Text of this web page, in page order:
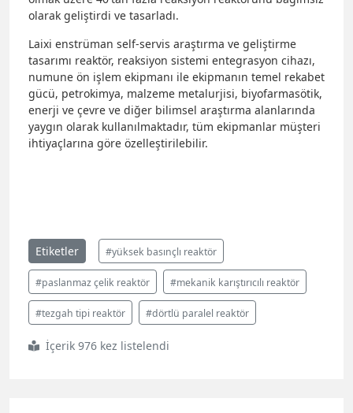
olarak geliştirdi ve tasarladı.
Laixi enstrüman self-servis araştırma ve geliştirme
tasarımı reaktör, reaksiyon sistemi entegrasyon cihazı,
numune ön işlem ekipmanı ile ekipmanın temel rekabet
gücü, petrokimya, malzeme metalurjisi, biyofarmasötik,
enerji ve çevre ve diğer bilimsel araştırma alanlarında
yaygın olarak kullanılmaktadır, tüm ekipmanlar müşteri
ihtiyaçlarına göre özelleştirilebilir.
Etiketler #yüksek basınçlı reaktör
#paslanmaz çelik reaktör #mekanik karıştırıcılı reaktör
#tezgah tipi reaktör #dörtlü paralel reaktör
İçerik 976 kez listelendi